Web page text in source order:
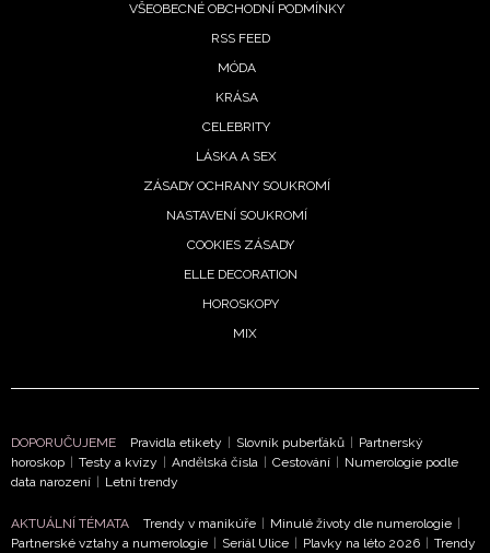
VŠEOBECNÉ OBCHODNÍ PODMÍNKY
RSS FEED
MÓDA
KRÁSA
CELEBRITY
LÁSKA A SEX
ZÁSADY OCHRANY SOUKROMÍ
NASTAVENÍ SOUKROMÍ
COOKIES ZÁSADY
ELLE DECORATION
HOROSKOPY
MIX
DOPORUČUJEME Pravidla etikety Slovník puberťáků
Partnerský
horoskop
Testy a kvízy Andělská čísla Cestování
Numerologie podle
data narození
Letní trendy
AKTUÁLNÍ TÉMATA Trendy v manikúře Minulé životy dle numerologie
Partnerské vztahy a numerologie
Seriál Ulice Plavky na léto 2026
Trendy